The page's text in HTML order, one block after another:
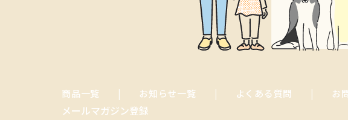
商品一覧 お知らせ一覧 よくある質問 お
メールマガジン登録